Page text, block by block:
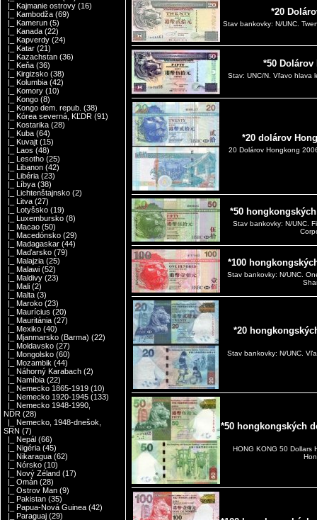
|_ Kajmanie ostrovy (16)
|_ Kambodža (69)
|_ Kamerun (5)
|_ Kanada (22)
|_ Kapverdy (24)
|_ Katar (21)
|_ Kazachstan (36)
|_ Keňa (36)
|_ Kirgizsko (38)
|_ Kolumbia (42)
|_ Komory (10)
|_ Kongo (8)
|_ Kongo dem. repub. (38)
|_ Kórea severná, KĽDR (91)
|_ Kostarika (28)
|_ Kuba (64)
|_ Kuvajt (15)
|_ Laos (48)
|_ Lesotho (25)
|_ Libanon (42)
|_ Libéria (23)
|_ Líbya (38)
|_ Lichtenštajnsko (2)
|_ Litva (27)
|_ Lotyšsko (19)
|_ Luxembursko (8)
|_ Macao (50)
|_ Macedónsko (29)
|_ Madagaskar (44)
|_ Maďarsko (79)
|_ Malajzia (25)
|_ Malawi (52)
|_ Maldivy (23)
|_ Mali (2)
|_ Malta (3)
|_ Maroko (23)
|_ Maurícius (20)
|_ Mauritánia (27)
|_ Mexiko (40)
|_ Mjanmarsko (Barma) (22)
|_ Moldavsko (27)
|_ Mongolsko (60)
|_ Mozambik (44)
|_ Náhorný Karabach (2)
|_ Namíbia (22)
|_ Nemecko 1865-1919 (10)
|_ Nemecko 1920-1945 (133)
|_ Nemecko 1948-1990,
NDR (28)
|_ Nemecko, 1948-dnešok,
SRN (7)
|_ Nepál (66)
|_ Nigéria (45)
|_ Nikaragua (62)
|_ Nórsko (10)
|_ Nový Zéland (17)
|_ Omán (28)
|_ Ostrov Man (9)
|_ Pakistan (35)
|_ Papua-Nová Guinea (42)
|_ Paraguaj (29)
*20
Stav bankovky: N/UNC.
*50 Dolárov
Stav: UNC/N. Vľavo hlava
*20 dolárov
20 Dolárov Hongkong
*50
Stav bankovky: N/UNC.
*100
Stav bankovky: N/UNC.
*20
Stav bankovky: N/UNC.
*50 hongkongských
HONG KONG 50 Dollars